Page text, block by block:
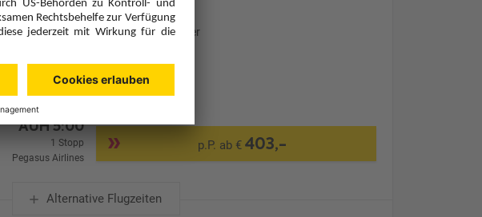
Ohne Transfer
Mi., 19.8.26
AUH5:00
1 Stopp
Pegasus Airlines
p.P. ab € 403,-
Alternative Flugzeiten